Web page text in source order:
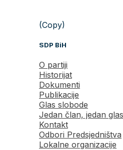
(Copy)
SDP BiH
O partiji
Historijat
Dokumenti
Publikacije
Glas slobode
Jedan član, jedan glas
Kontakt
Odbori Predsjedništva
Lokalne organizacije